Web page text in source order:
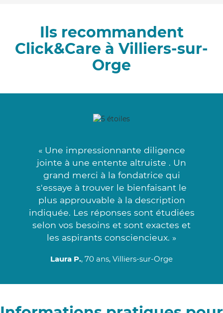
Ils recommandent
Click&Care à Villiers-sur-
Orge
« Une impressionnante diligence
jointe à une entente altruiste . Un
grand merci à la fondatrice qui
s'essaye à trouver le bienfaisant le
plus approuvable à la description
indiquée. Les réponses sont étudiées
selon vos besoins et sont exactes et
les aspirants consciencieux. »
Laura P., 70 ans, Villiers-sur-Orge